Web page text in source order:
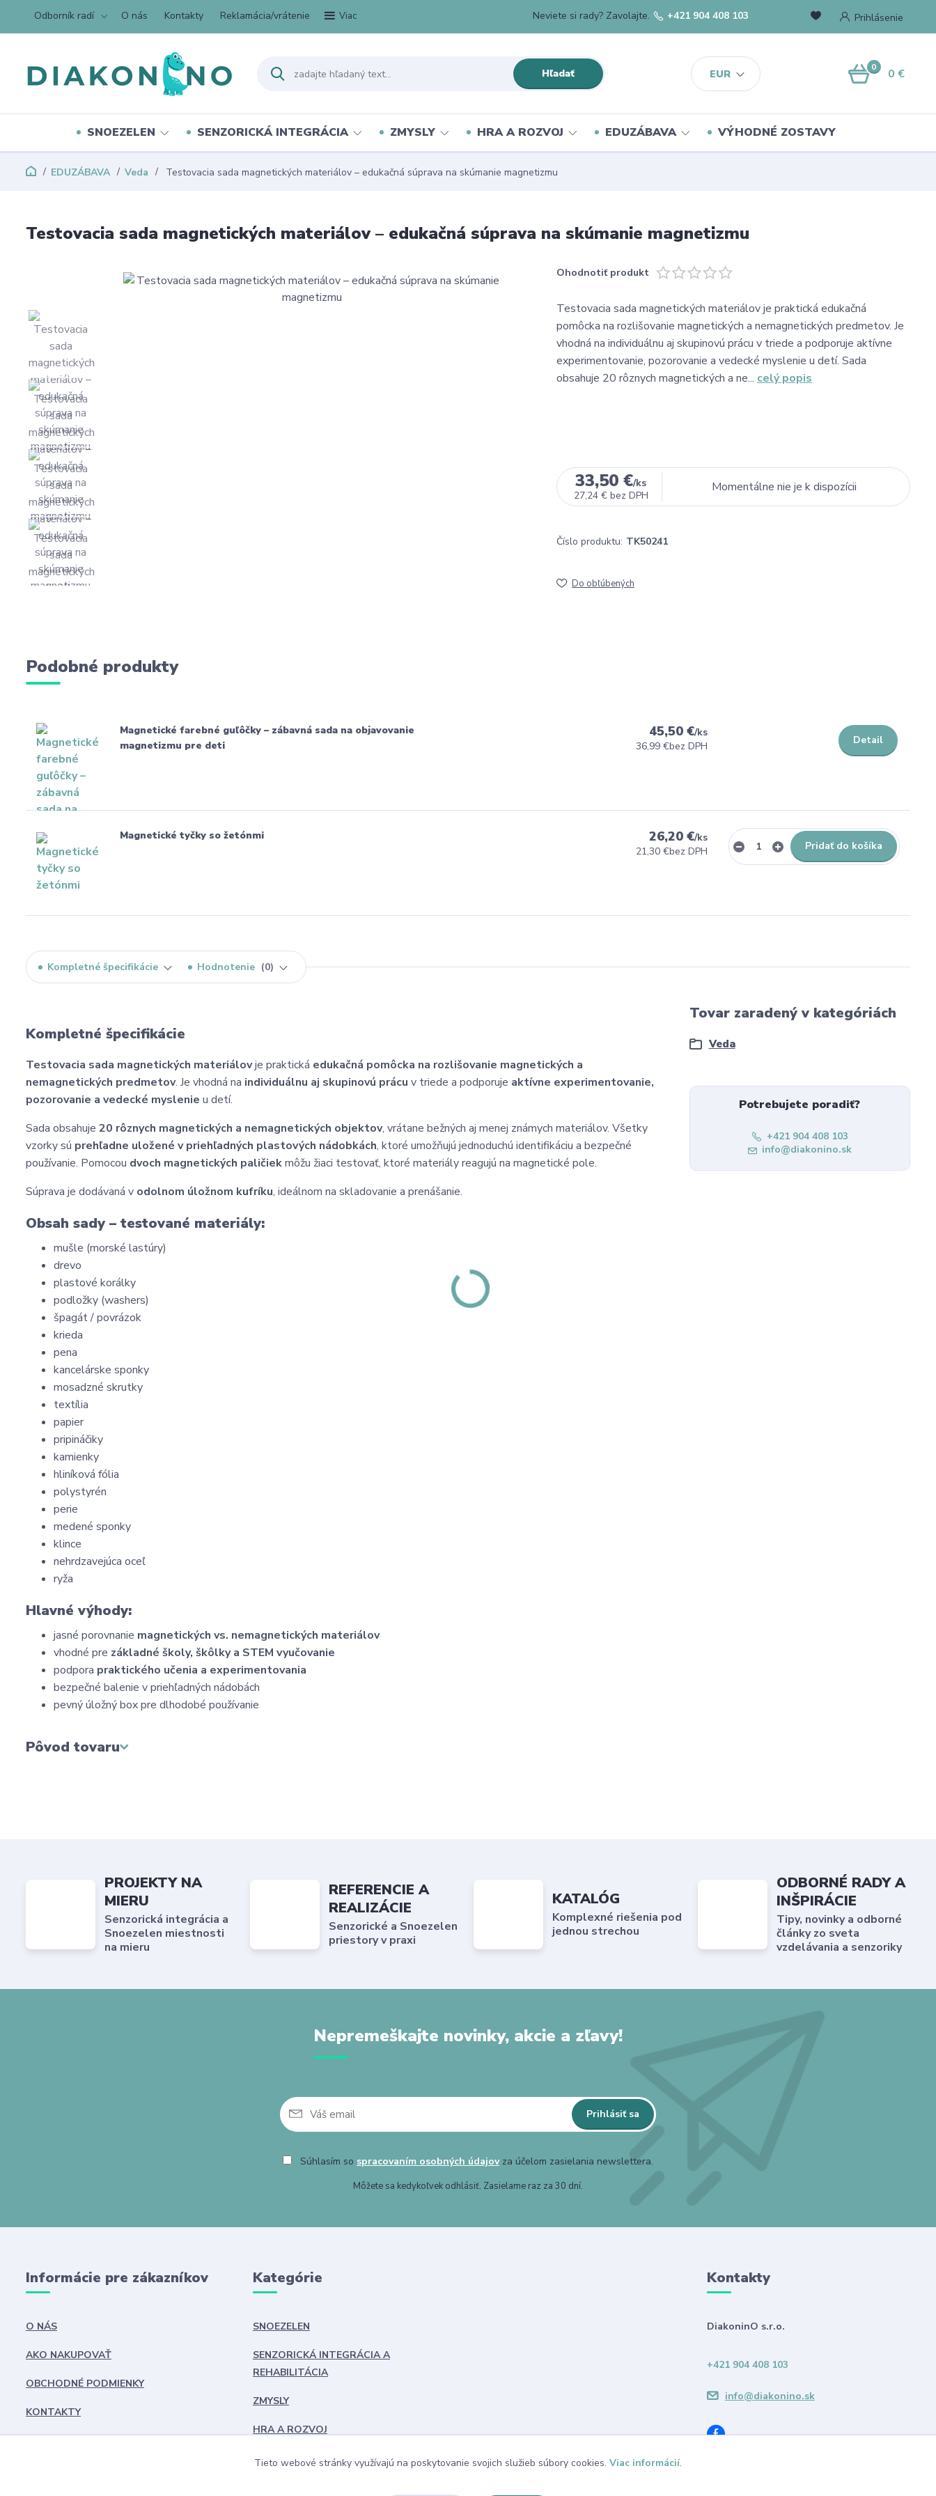
Odborník radí O nás Kontakty Reklamácia/vrátenie Viac
EUR
Prihlásenie
Hľadať
Neviete si rady? Zavolajte. +421 904 408 103
0 0 €
SNOEZELEN SENZORICKÁ INTEGRÁCIA ZMYSLY HRA A ROZVOJ EDUZÁBAVA VÝHODNÉ ZOSTAVY
EDUZÁBAVA Veda Testovacia sada magnetických materiálov – edukačná súprava na skúmanie magnetizmu
Testovacia sada magnetických materiálov – edukačná súprava na skúmanie magnetizmu
Ohodnotiť produkt
Testovacia sada magnetických materiálov je praktická edukačná
pomôcka na rozlišovanie magnetických a nemagnetických predmetov. Je
vhodná na individuálnu aj skupinovú prácu v triede a podporuje aktívne
experimentovanie, pozorovanie a vedecké myslenie u detí. Sada
obsahuje 20 rôznych magnetických a ne... celý popis
33,50 €/ks
27,24 € bez DPH
Momentálne nie je k dispozícii
Číslo produktu: TK50241
Do obľúbených
Podobné produkty
Magnetické farebné guľôčky – zábavná sada na objavovanie
magnetizmu pre deti
45,50 €/ks
36,99 €bez DPH Detail
Magnetické tyčky so žetónmi 26,20 €/ks
21,30 €bez DPH Pridať do košíka
Kompletné špecifikácie Hodnotenie 0
Kompletné špecifikácie
Testovacia sada magnetických materiálovje praktická edukačná pomôcka na rozlišovanie magnetických a
nemagnetických predmetov. Je vhodná na individuálnu aj skupinovú prácu v triede a podporuje aktívne experimentovanie,
pozorovanie a vedecké myslenie u detí.
Sada obsahuje 20 rôznych magnetických a nemagnetických objektov, vrátane bežných aj menej známych materiálov. Všetky
vzorky sú prehľadne uložené v priehľadných plastových nádobkách, ktoré umožňujú jednoduchú identifikáciu a bezpečné
používanie. Pomocou dvoch magnetických paličiekmôžu žiaci testovať, ktoré materiály reagujú na magnetické pole.
Súprava je dodávaná v odolnom úložnom kufríku, ideálnom na skladovanie a prenášanie.
Obsah sady – testované materiály:
mušle (morské lastúry)
drevo
plastové korálky
podložky (washers)
špagát / povrázok
krieda
pena
kancelárske sponky
mosadzné skrutky
textília
papier
pripináčiky
kamienky
hliníková fólia
polystyrén
perie
medené sponky
klince
nehrdzavejúca oceľ
ryža
Hlavné výhody:
jasné porovnanie magnetických vs. nemagnetických materiálov
vhodné pre základné školy, škôlky a STEM vyučovanie
podpora praktického učenia a experimentovania
bezpečné balenie v priehľadných nádobách
pevný úložný box pre dlhodobé používanie
Pôvod tovaru
Tovar zaradený v kategóriách
Veda
Potrebujete poradiť?
+421 904 408 103
info@diakonino.sk
PROJEKTY NA
MIERU
Senzorická integrácia a
Snoezelen miestnosti
na mieru
REFERENCIE A
REALIZÁCIE
Senzorické a Snoezelen
priestory v praxi
KATALÓG
Komplexné riešenia pod
jednou strechou
ODBORNÉ RADY A
INŠPIRÁCIE
Tipy, novinky a odborné
články zo sveta
vzdelávania a senzoriky
Nepremeškajte novinky, akcie a zľavy!
Prihlásiť sa
Súhlasím so spracovaním osobných údajovza účelom zasielania newslettera.
Môžete sa kedykoľvek odhlásiť. Zasielame raz za 30 dní.
Informácie pre zákazníkov
O NÁS
AKO NAKUPOVAŤ
OBCHODNÉ PODMIENKY
KONTAKTY
Kategórie
SNOEZELEN
SENZORICKÁ INTEGRÁCIA A
REHABILITÁCIA
ZMYSLY
HRA A ROZVOJ
EDUZÁBAVA
Kontakty
DiakoninO s.r.o.
+421 904 408 103
info@diakonino.sk
Tieto webové stránky využívajú na poskytovanie svojich služieb súbory cookies. Viac informácií.